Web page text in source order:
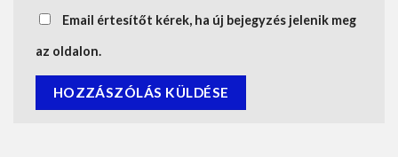
Email értesítőt kérek, ha új bejegyzés jelenik meg
az oldalon.